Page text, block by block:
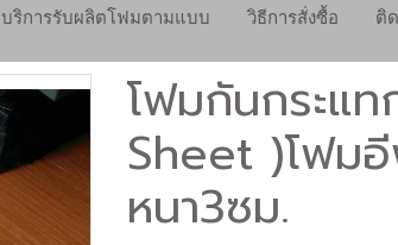
บริการรับผลิตโฟมตามแบบ วิธีการสั่งซื้อ ติ
โฟมกันกระแ
Sheet )โฟม
หนา3ซม.